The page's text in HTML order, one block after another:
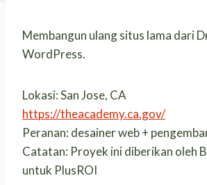
Membangun ulang situs lama dari
WordPress.
Lokasi: San Jose, CA
https://theacademy.ca.gov/
Peranan: desainer web +
Catatan: Proyek ini diberikan oleh
untuk PlusROI